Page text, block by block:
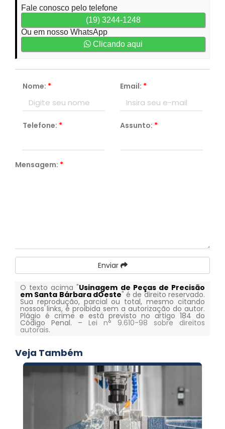
Fale conosco pelo telefone
(19) 3244-1248
Ou em nosso WhatsApp
Clicando aqui
Nome: * Email: *
Telefone: * Assunto: *
Mensagem: *
Enviar
O texto acima "Usinagem de Peças de Precisão
em Santa Bárbara dOeste" é de direito reservado.
Sua reprodução, parcial ou total, mesmo citando
nossos links, é proibida sem a autorização do autor.
Plágio é crime e está previsto no artigo 184 do
Código Penal. – Lei n° 9.610-98 sobre direitos
autorais.
Veja Também